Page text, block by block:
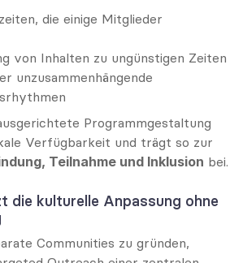
die einige Mitglieder
von Inhalten zu ungünstigen Zeiten
unzusammenhängende
Programmgestaltung
Verfügbarkeit und trägt so zur
Teilnahme und Inklusion bei.
die kulturelle Anpassung ohne
Communities zu gründen,